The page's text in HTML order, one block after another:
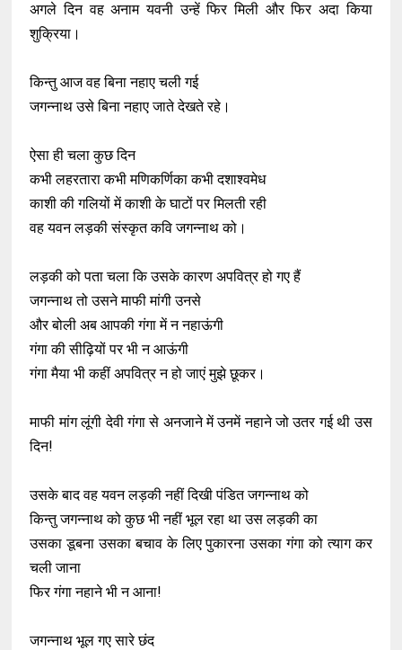
अगले दिन वह अनाम यवनी उन्हें फिर मिली और फिर अदा किया
शुक्रिया।
किन्तु आज वह बिना नहाए चली गई
जगन्नाथ उसे बिना नहाए जाते देखते रहे।
ऐसा ही चला कुछ दिन
कभी लहरतारा कभी मणिकर्णिका कभी दशाश्वमेध
काशी की गलियों में काशी के घाटों पर मिलती रही
वह यवन लड़की संस्कृत कवि जगन्नाथ को।
लड़की को पता चला कि उसके कारण अपवित्र हो गए हैं
जगन्नाथ तो उसने माफी मांगी उनसे
और बोली अब आपकी गंगा में न नहाऊंगी
गंगा की सीढ़ियों पर भी न आऊंगी
गंगा मैया भी कहीं अपवित्र न हो जाएं मुझे छूकर।
माफी मांग लूंगी देवी गंगा से अनजाने में उनमें नहाने जो उतर गई थी उस
दिन!
उसके बाद वह यवन लड़की नहीं दिखी पंडित जगन्नाथ को
किन्तु जगन्नाथ को कुछ भी नहीं भूल रहा था उस लड़की का
उसका डूबना उसका बचाव के लिए पुकारना उसका गंगा को त्याग कर
चली जाना
फिर गंगा नहाने भी न आना!
जगन्नाथ भूल गए सारे छंद